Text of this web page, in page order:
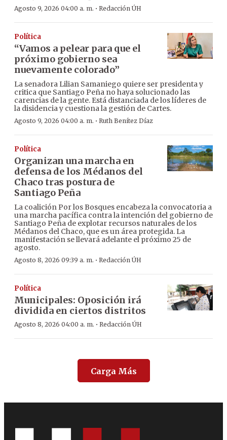
Agosto 9, 2026 04:00 a. m. · Redacción ÚH
Política
“Vamos a pelear para que el
próximo gobierno sea
nuevamente colorado”
La senadora Lilian Samaniego quiere ser presidenta y
critica que Santiago Peña no haya solucionado las
carencias de la gente. Está distanciada de los líderes de
la disidencia y cuestiona la gestión de Cartes.
Agosto 9, 2026 04:00 a. m. · Ruth Benítez Díaz
Política
Organizan una marcha en
defensa de los Médanos del
Chaco tras postura de
Santiago Peña
La coalición Por los Bosques encabeza la convocatoria a
una marcha pacífica contra la intención del gobierno de
Santiago Peña de explotar recursos naturales de los
Médanos del Chaco, que es un área protegida. La
manifestación se llevará adelante el próximo 25 de
agosto.
Agosto 8, 2026 09:39 a. m. · Redacción ÚH
Política
Municipales: Oposición irá
dividida en ciertos distritos
Agosto 8, 2026 04:00 a. m. · Redacción ÚH
Carga Más